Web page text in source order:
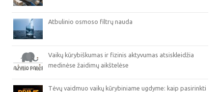
Atbulinio osmoso filtrų nauda
Vaikų kūrybiškumas ir fizinis aktyvumas atsiskleidžia
medinėse žaidimų aikštelėse
Tėvų vaidmuo vaikų kūrybiniame ugdyme: kaip pasirinkti